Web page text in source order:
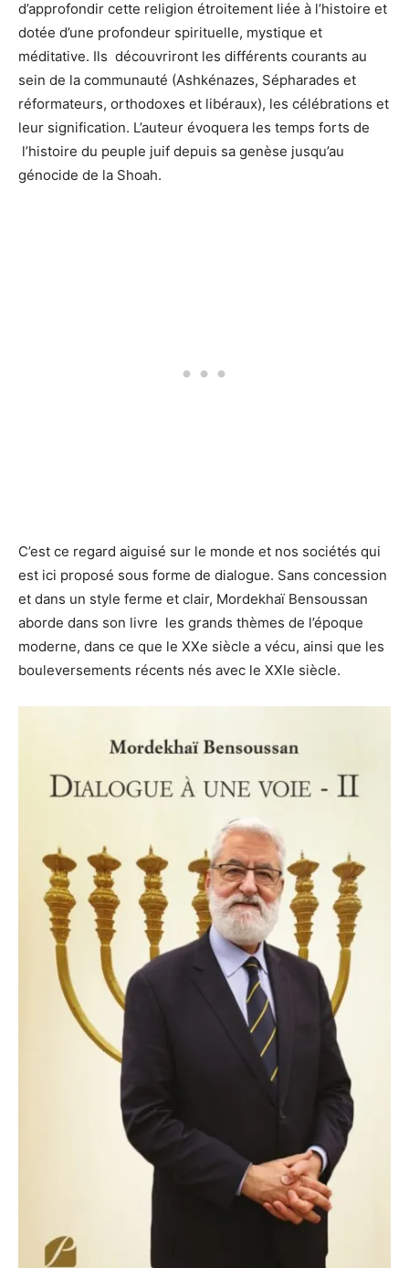
d’approfondir cette religion étroitement liée à l’histoire et
dotée d’une profondeur spirituelle, mystique et
méditative. Ils découvriront les différents courants au
sein de la communauté (Ashkénazes, Sépharades et
réformateurs, orthodoxes et libéraux), les célébrations et
leur signification. L’auteur évoquera les temps forts de
l’histoire du peuple juif depuis sa genèse jusqu’au
génocide de la Shoah.
C’est ce regard aiguisé sur le monde et nos sociétés qui
est ici proposé sous forme de dialogue. Sans concession
et dans un style ferme et clair, Mordekhaï Bensoussan
aborde dans son livre les grands thèmes de l’époque
moderne, dans ce que le XXe siècle a vécu, ainsi que les
bouleversements récents nés avec le XXIe siècle.